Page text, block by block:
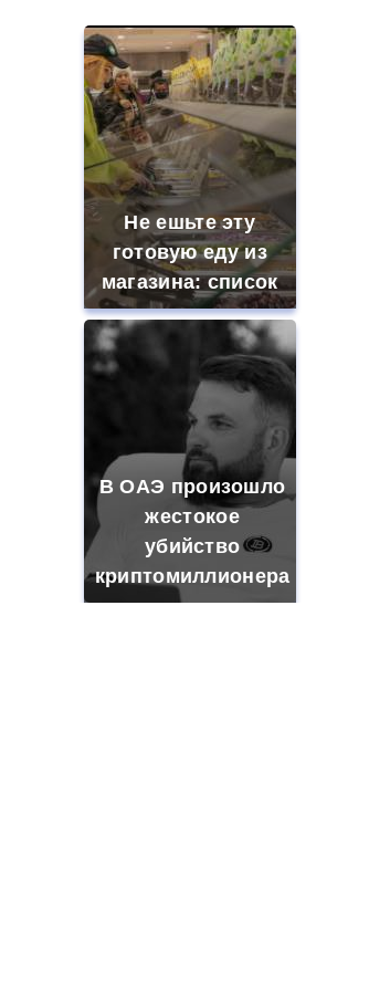
Не ешьте эту
готовую еду из
магазина: список
В ОАЭ произошло
жестокое
убийство
криптомиллионера